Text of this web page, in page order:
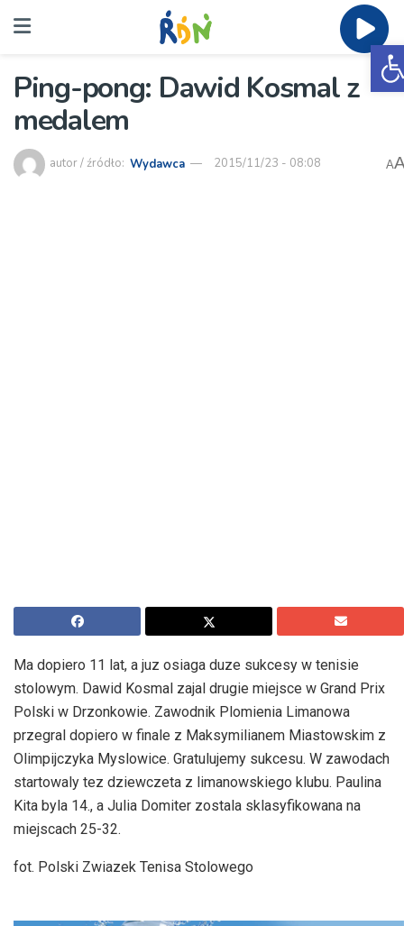
Ping-pong: Dawid Kosmal z
medalem
autor / źródło: Wydawca 2015/11/23 - 08:08 A
Ma dopiero 11 lat, a juz osiaga duze sukcesy w tenisie
stolowym. Dawid Kosmal zajal drugie miejsce w Grand Prix
Polski w Drzonkowie. Zawodnik Plomienia Limanowa
przegral dopiero w finale z Maksymilianem Miastowskim z
Olimpijczyka Myslowice. Gratulujemy sukcesu. W zawodach
startowaly tez dziewczeta z limanowskiego klubu. Paulina
Kita byla 14., a Julia Domiter zostala sklasyfikowana na
miejscach 25-32.
fot. Polski Zwiazek Tenisa Stolowego